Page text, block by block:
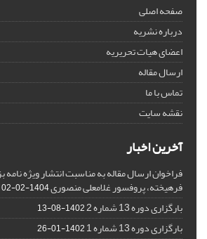
صفحه اصلی
درباره نشریه
اعضای هیات تحریریه
ارسال مقاله
تماس با ما
نقشه سایت
آخرین اخبار
فراخوان ارسال مقاله به مناسبت انتشار ویژه
فرهیخته، پروفسور غلامعلی منصوری1404-02-02
بارگزاری دوره 13 شماره 2 1402-08-13
بارگزاری دوره 13 شماره 1 1402-01-26